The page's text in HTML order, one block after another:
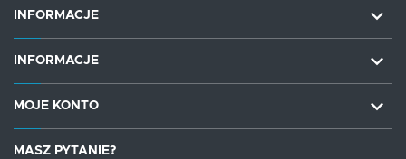
INFORMACJE
INFORMACJE
MOJE KONTO
MASZ PYTANIE?